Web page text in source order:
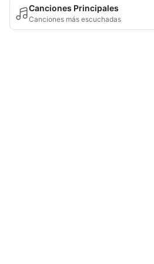
Canciones Principales
Canciones más escuchadas